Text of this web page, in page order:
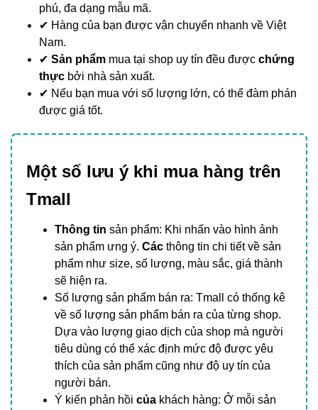
phú, đa dạng mẫu mã.
✔ Hàng của bạn được vận chuyển nhanh về Việt
Nam.
✔ Sản phẩm mua tại shop uy tín đều được chứng
thực bởi nhà sản xuất.
✔ Nếu bạn mua với số lượng lớn, có thể đàm phán
được giá tốt.
Một số lưu ý khi mua hàng trên
Tmall
Thông tin sản phẩm: Khi nhấn vào hình ảnh
sản phẩm ưng ý. Các thông tin chi tiết về sản
phẩm như size, số lượng, màu sắc, giá thành
sẽ hiện ra.
Số lượng sản phẩm bán ra: Tmall có thống kê
về số lượng sản phẩm bán ra của từng shop.
Dựa vào lượng giao dịch của shop mà người
tiêu dùng có thể xác định mức độ được yêu
thích của sản phẩm cũng như độ uy tín của
người bán.
Ý kiến phản hồi của khách hàng: Ở mỗi sản